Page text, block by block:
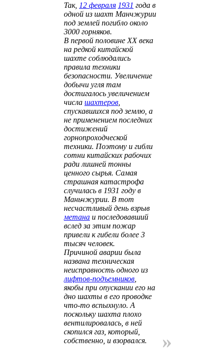
Так, 12 февраля 1931 года в
одной из шахт Манчжурии
под землей погибло около
3000 горняков.
В первой половине ХХ века
на редкой китайской
шахте соблюдались
правила техники
безопасности. Увеличение
добычи угля там
достигалось увеличением
числа шахтеров
спускавшихся под землю, а
не применением последних
достижений
горнопроходческой
техники. Поэтому и гибли
сотни китайских рабочих
ради лишней тонны
ценного сырья. Самая
страшная катастрофа
случилась в 1931 году в
Маньчжурии. В тот
несчастливый день взрыв
метана и последовавший
вслед за этим пожар
привели к гибели более 3
тысяч человек.
Причиной аварии была
названа техническая
неисправность одного из
лифтов-подъемников
якобы при опускании его на
дно шахты в его проводке
что-то вспыхнуло. А
поскольку шахта плохо
вентилировалась, в ней
скопился газ, который,
собственно, и взорвался.
»